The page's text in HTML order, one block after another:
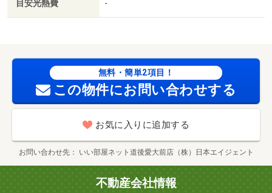
目安光熱費 -
無料・簡単2項目！
この物件にお問い合わせする
お気に入りに追加する
お問い合わせ先 いい部屋ネット道後愛大前店（株）日本エイジェント
不動産会社情報